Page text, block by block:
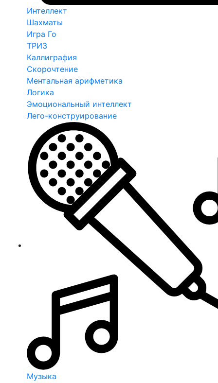
Интеллект
Шахматы
Игра Го
ТРИЗ
Каллиграфия
Скорочтение
Ментальная арифметика
Логика
Эмоциональный интеллект
Лего-конструирование
Музыка